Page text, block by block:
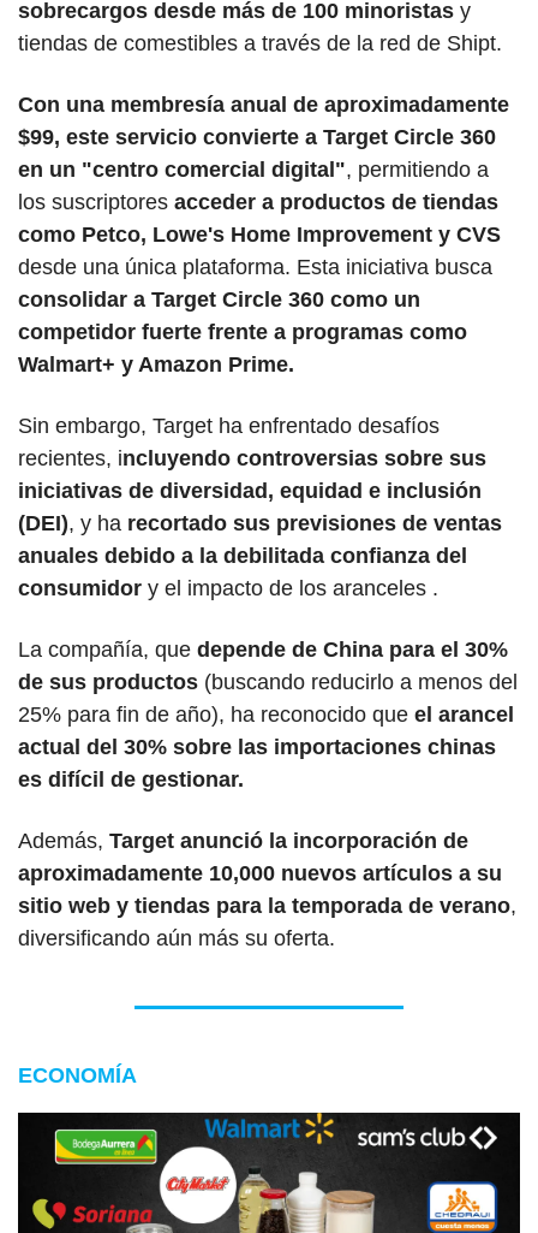
sobrecargos desde más de 100 minoristas y
tiendas de comestibles a través de la red de Shipt.
Con una membresía anual de aproximadamente
$99, este servicio convierte a Target Circle 360 ​​
en un "centro comercial digital", permitiendo a
los suscriptores acceder a productos de tiendas
como Petco, Lowe's Home Improvement y CVS
consolidar a Target Circle 360 ​​como un
competidor fuerte frente a programas como
Walmart+ y Amazon Prime.
Sin embargo, Target ha enfrentado desafíos
recientes, incluyendo controversias sobre sus
iniciativas de diversidad, equidad e inclusión
(DEI), y ha recortado sus previsiones de ventas
anuales debido a la debilitada confianza del
consumidor y el impacto de los aranceles .
La compañía, que depende de China para el 30%
de sus productos (buscando reducirlo a menos del
25% para fin de año), ha reconocido que el arancel
actual del 30% sobre las importaciones chinas
es difícil de gestionar.
Además, Target anunció la incorporación de
aproximadamente 10,000 nuevos artículos a su
sitio web y tiendas para la temporada de verano,
diversificando aún más su oferta.
ECONOMÍA